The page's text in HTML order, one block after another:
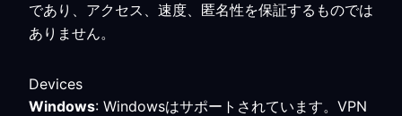
であり、アクセス、速度、匿名性を保証するものでは
ありません。
Devices
Windows: Windowsはサポートされています。VPN